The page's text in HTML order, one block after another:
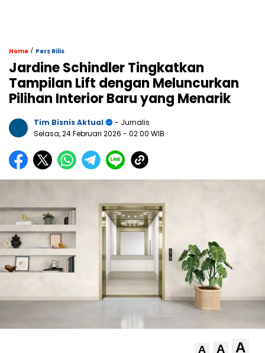
Home / Pers Rilis
Jardine Schindler Tingkatkan
Tampilan Lift dengan Meluncurkan
Pilihan Interior Baru yang Menarik
Tim Bisnis Aktual
- Jurnalis
Selasa, 24 Februari 2026 - 02:00 WIB
A A A